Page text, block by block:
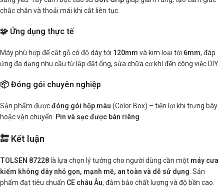
chắc chắn và thoải mái khi cắt liên tục.
🧩 Ứng dụng thực tế
Máy phù hợp để cắt gỗ có độ dày tới 120mm và kim loại tới 6mm, đáp
ứng đa dạng nhu cầu từ lắp đặt ống, sửa chữa cơ khí đến công việc DIY.
📦 Đóng gói chuyên nghiệp
Sản phẩm đượcđóng gói hộp màu (Color Box) – tiện lợi khi trưng bày
hoặc vận chuyển. Pin và sạc được bán riêng
🔚 Kết luận
TOLSEN 87228 là lựa chọn lý tưởng cho người dùng cần một máy cưa
kiếm không dây nhỏ gọn, mạnh mẽ, an toàn và dễ sử dụng . Sản
phẩm đạt tiêu chuẩn CE châu Âu, đảm bảo chất lượng và độ bền cao.